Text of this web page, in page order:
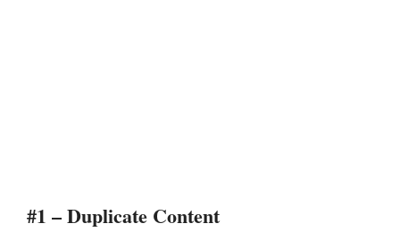
#1 – Duplicate Content